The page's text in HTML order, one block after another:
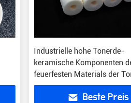
Industrielle hohe Tonerde-
keramische Komponenten
feuerfesten Materials der
1700C kundenspezifische
Beste Preis